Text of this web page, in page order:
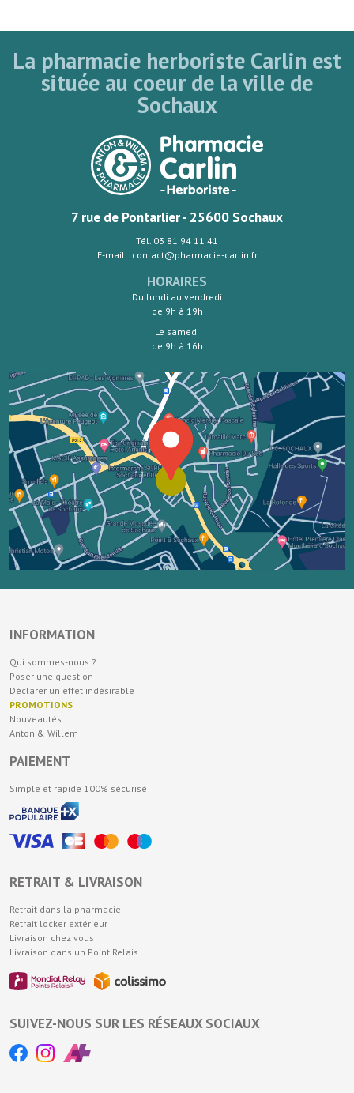
La pharmacie herboriste Carlin est
située au coeur de la ville de
Sochaux
7 rue de Pontarlier - 25600 Sochaux
Tél. 03 81 94 11 41
E-mail : contact@pharmacie-carlin.fr
HORAIRES
Du lundi au vendredi
de 9h à 19h
Le samedi
de 9h à 16h
INFORMATION
Qui sommes-nous ?
Poser une question
Déclarer un effet indésirable
PROMOTIONS
Nouveautés
Anton & Willem
PAIEMENT
Simple et rapide 100% sécurisé
RETRAIT & LIVRAISON
Retrait dans la pharmacie
Retrait locker extérieur
Livraison chez vous
Livraison dans un Point Relais
SUIVEZ-NOUS SUR LES RÉSEAUX SOCIAUX